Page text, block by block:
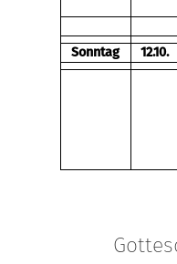
Sonntag
12.10.